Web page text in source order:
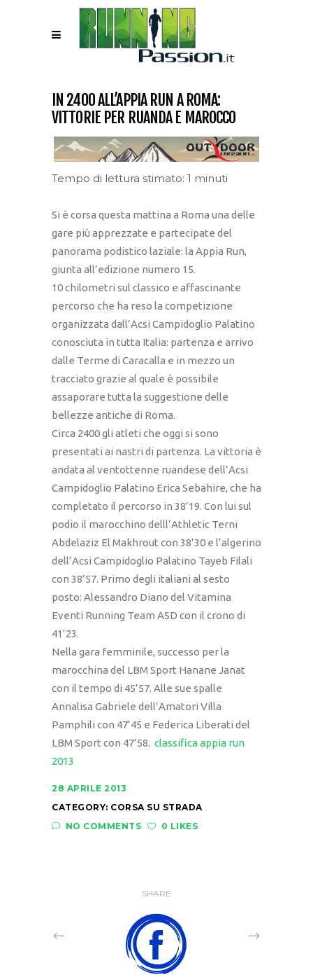
IN 2400 ALL’APPIA RUN A ROMA:
VITTORIE PER RUANDA E MAROCCO
Tempo di lettura stimato: 1 minuti
Si è corsa questa mattina a Roma una delle
gare più apprezzate e partecipate del
panorama podistico laziale: la Appia Run,
giunta all’edizione numero 15.
10 chilometri sul classico e affascinante
percorso che ha reso la competizione
organizzata dall’Acsi Campidoglio Palatino
conosciuta in tutta Italia: partenza e arrivo
dalle Terme di Caracalla e in mezzo un
tracciato grazie al quale è possibile
assaporare tutta la suggestione delle
bellezze antiche di Roma.
Circa 2400 gli atleti che oggi si sono
presentati ai nastri di partenza. La vittoria è
andata al ventottenne ruandese dell’Acsi
Campidoglio Palatino Erica Sebahire, che ha
completato il percorso in 38’19. Con lui sul
podio il marocchino delll’Athletic Terni
Abdelaziz El Makhrout con 38’30 e l’algerino
dell’Acsi Campidoglio Palatino Tayeb Filali
con 38’57. Primo degli italiani al sesto
posto: Alessandro Diano del Vitamina
Eventi Running Team ASD con il crono di
41’23.
Nella gara femminile, successo per la
marocchina del LBM Sport Hanane Janat
con il tempo di 45’57. Alle sue spalle
Annalisa Gabriele dell’Amatori Villa
Pamphili con 47’45 e Federica Liberati del
LBM Sport con 47’58. classifica appia run
2013
28 APRILE 2013
CATEGORY: CORSA SU STRADA
NO COMMENTS
0 LIKES
SHARE